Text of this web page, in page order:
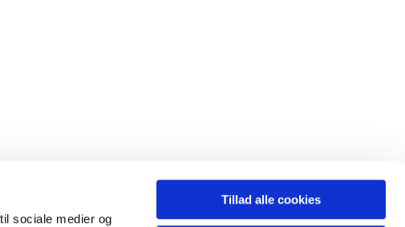
sociale medier og
Tillad alle cookies